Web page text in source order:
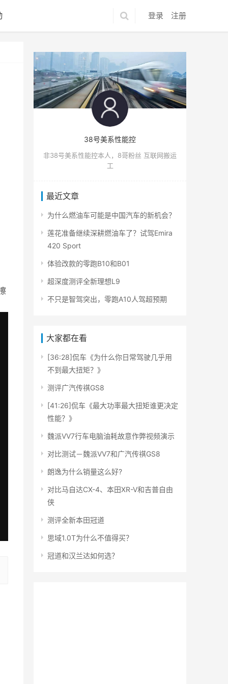
登录 注册
38号美系性能控
非38号美系性能控本人，8哥粉丝 互联网搬运
工
最近文章
为什么燃油车可能是中国汽车的新机会？
莲花准备继续深耕燃油车了？试驾Emira
420 Sport
体验改款的零跑B10和B01
超深度测评全新理想L9
不只是智驾突出，零跑A10人驾超预期
大家都在看
[36:28]侃车《为什么你日常驾驶几乎用
不到最大扭矩？》
测评广汽传祺GS8
[41:26]侃车《最大功率最大扭矩谁更决定
性能？》
魏派VV7行车电脑油耗故意作弊视频演示
对比测试－魏派VV7和广汽传祺GS8
朗逸为什么销量这么好?
对比马自达CX-4、本田XR-V和吉普自由
侠
测评全新本田冠道
思域1.0T为什么不值得买？
冠道和汉兰达如何选？